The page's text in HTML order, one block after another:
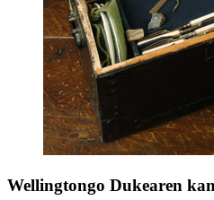
Wellingtongo Dukearen